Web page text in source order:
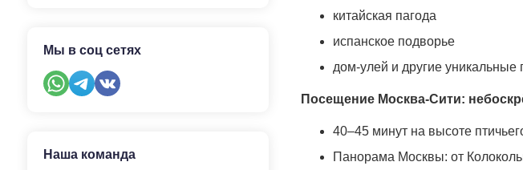
Мы в соц сетях
Наша команда
китайская пагода
испанское подворье
дом-улей и другие уникальные
Посещение Москва-Сити:
40–45 минут на высоте
Панорама Москвы: от